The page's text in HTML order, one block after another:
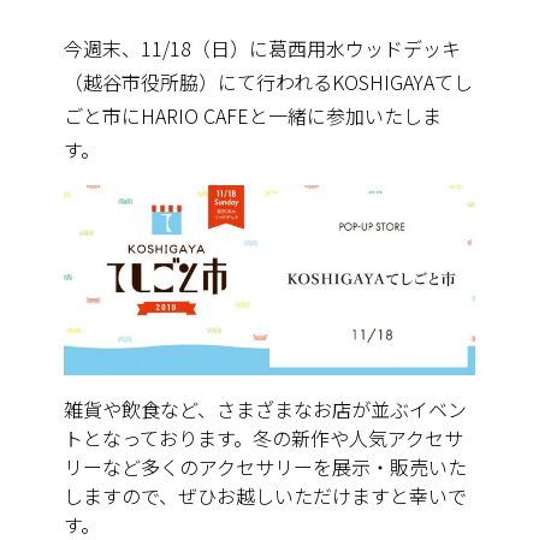
今週末、11/18（日）に葛西用水ウッドデッキ
（越谷市役所脇）にて行われるKOSHIGAYAてし
ごと市にHARIO CAFEと一緒に参加いたしま
す。
雑貨や飲食など、 さまざまなお店が並ぶイベン
トとなっております。冬の新作や人気アクセサ
リーなど多くのアクセサリーを展示・ 販売いた
しますので、ぜひお越しいただけますと幸いで
す。